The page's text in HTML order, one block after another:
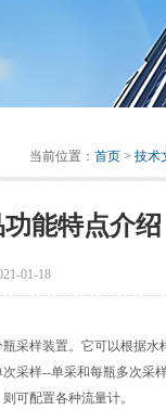
当前位置： 首页 > 技术
能特点介绍
01-18
采样装置。它可以根据水
采样--单采和每瓶多次采
可配置各种流量计。